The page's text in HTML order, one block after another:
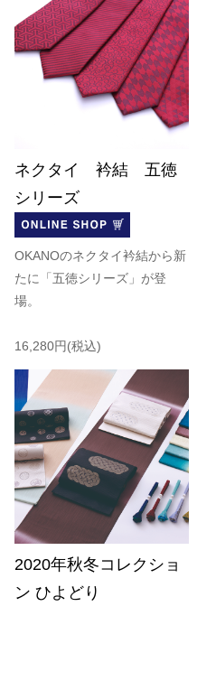
ネクタイ 衿結 五徳
シリーズ
OKANOのネクタイ衿結から新
たに「五徳シリーズ」が登
場。
16,280円(税込)
2020年秋冬コレクショ
ン ひよどり